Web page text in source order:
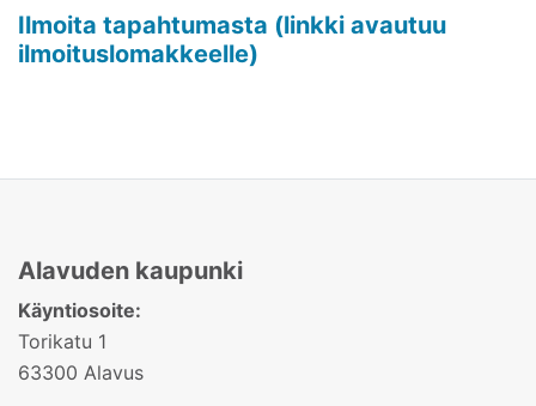
Ilmoita tapahtumasta (linkki avautuu
ilmoituslomakkeelle)
Alavuden kaupunki
Käyntiosoite:
Torikatu 1
63300 Alavus